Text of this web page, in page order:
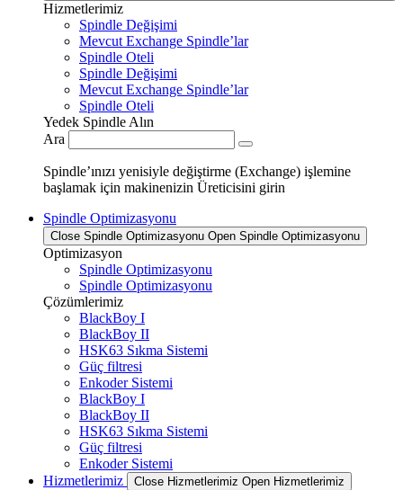
Hizmetlerimiz
Spindle Değişimi
Mevcut Exchange Spindle’lar
Spindle Oteli
Spindle Değişimi
Mevcut Exchange Spindle’lar
Spindle Oteli
Yedek Spindle Alın
Ara
Spindle’ınızı yenisiyle değiştirme (Exchange) işlemine
başlamak için makinenizin Üreticisini girin
Spindle Optimizasyonu
Close Spindle Optimizasyonu Open Spindle Optimizasyonu
Optimizasyon
Spindle Optimizasyonu
Spindle Optimizasyonu
Çözümlerimiz
BlackBoy I
BlackBoy II
HSK63 Sıkma Sistemi
Güç filtresi
Enkoder Sistemi
BlackBoy I
BlackBoy II
HSK63 Sıkma Sistemi
Güç filtresi
Enkoder Sistemi
Hizmetlerimiz
Close Hizmetlerimiz Open Hizmetlerimiz